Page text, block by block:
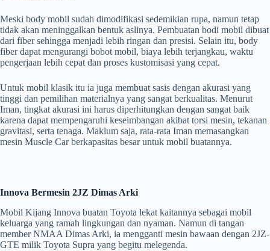
Meski body mobil sudah dimodifikasi sedemikian rupa, namun tetap
tidak akan meninggalkan bentuk aslinya. Pembuatan bodi mobil dibuat
dari fiber sehingga menjadi lebih ringan dan presisi. Selain itu, body
fiber dapat mengurangi bobot mobil, biaya lebih terjangkau, waktu
pengerjaan lebih cepat dan proses kustomisasi yang cepat.
Untuk mobil klasik itu ia juga membuat sasis dengan akurasi yang
tinggi dan pemilihan materialnya yang sangat berkualitas. Menurut
Iman, tingkat akurasi ini harus diperhitungkan dengan sangat baik
karena dapat mempengaruhi keseimbangan akibat torsi mesin, tekanan
gravitasi, serta tenaga. Maklum saja, rata-rata Iman memasangkan
mesin Muscle Car berkapasitas besar untuk mobil buatannya.
Innova Bermesin 2JZ Dimas Arki
Mobil Kijang Innova buatan Toyota lekat kaitannya sebagai mobil
keluarga yang ramah lingkungan dan nyaman. Namun di tangan
member NMAA Dimas Arki, ia mengganti mesin bawaan dengan 2JZ-
GTE milik Toyota Supra yang begitu melegenda.